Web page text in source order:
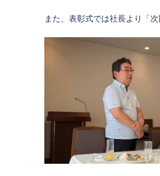
また、表彰式では社長より「